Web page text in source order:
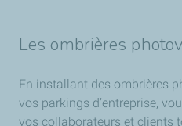
Les ombrières
En installant des ombrières
vos parkings d’entreprise,
vos collaborateurs et clients